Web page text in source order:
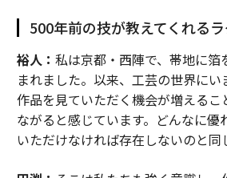
500年前の技が教えてくれる
裕人： 私は京都・西陣で、帯地に箔
まれました。以来、工芸の世界に
作品を見ていただく機会が増えるこ
ながると感じています。どんなに優
いただけなければ存在しないのと同